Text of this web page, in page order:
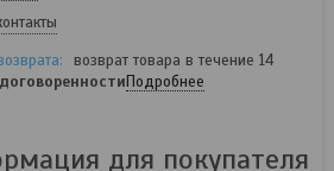
возврат товара в течение 14
Подробнее
для покупателя